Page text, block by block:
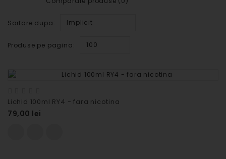
Sortare dupa: Implicit
Produse pe pagina: 100
Lichid 100ml RY4 - fara nicotina
79,00 lei